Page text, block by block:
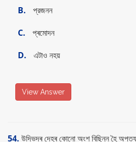
B.
প্রজনন
C.
প্ৰমোদন
D.
এটাও নহয়
View Answer
54. উদ্ভিদৰ দেহৰ কোনো অংশ বিছিন্ন হৈ